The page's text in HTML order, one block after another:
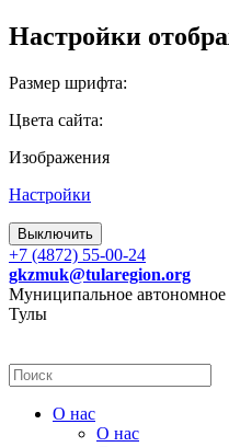
Настройки
Размер шрифта:
Цвета сайта:
Изображения
Настройки
Выключить
+7 (4872) 55-00-24
gkzmuk@tularegion.org
Муниципальное автономное
Тулы
О нас
О нас